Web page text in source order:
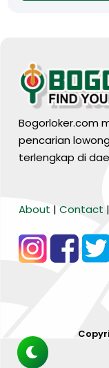
Bogorloker.com
pencarian
terlengkap di
About | Contact |